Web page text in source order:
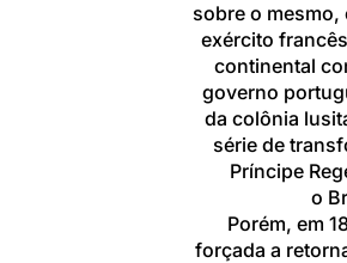
sobre o mesmo,
exército francês
continental
governo
da colônia
série de
Príncipe
o
Porém, em
forçada a